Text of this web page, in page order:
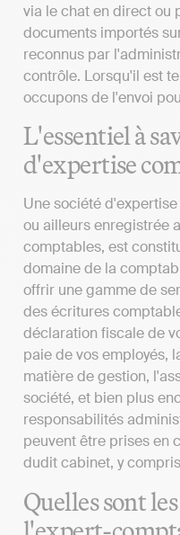
via le chat en direct ou
documents importés
reconnus par
contrôle. Lorsqu'il est
occupons de l'envoi
L'essentiel à
d'expertise
Une société
ou ailleurs enregistrée
comptables, est
domaine de la
offrir une gamme de
des écritures
déclaration fiscale de
paie de vos employés,
matière de gestion,
société, et bien plus
responsabilités
peuvent être prises en
dudit cabinet, y
Quelles sont